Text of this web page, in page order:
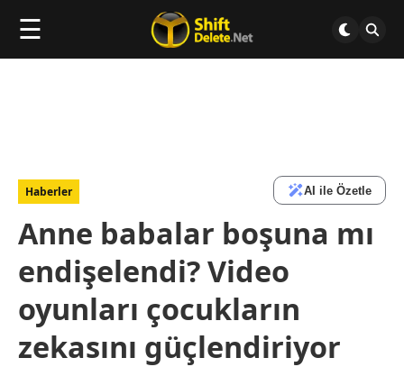
☰
Haberler AI ile Özetle
Anne babalar boşuna mı
endişelendi? Video
oyunları çocukların
zekasını güçlendiriyor